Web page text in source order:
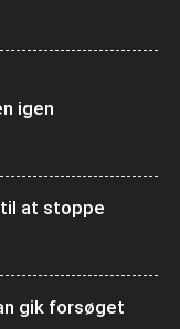
igen
at stoppe
gik forsøget